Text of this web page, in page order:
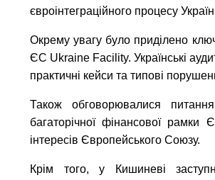
євроінтеграційного процесу
Окрему увагу було приділено
ЄС Ukraine Facility. Українські
практичні кейси та типові
Також обговорювалися
багаторічної фінансової
інтересів Європейського Союзу.
Крім того, у Кишиневі